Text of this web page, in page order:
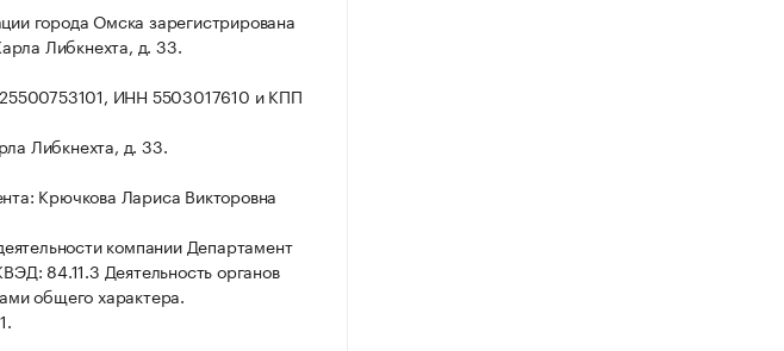
города Омска зарегистрирована
Либкнехта, д. 33.
ИНН 5503017610 и КПП
Либкнехта, д. 33.
Крючкова Лариса Викторовна
компании Департамент
84.11.3 Деятельность органов
общего характера.